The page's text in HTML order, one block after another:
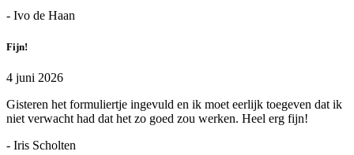
- Ivo de Haan
Fijn!
4 juni 2026
Gisteren het formuliertje ingevuld en ik moet eerlijk toegeven dat ik
niet verwacht had dat het zo goed zou werken. Heel erg fijn!
- Iris Scholten